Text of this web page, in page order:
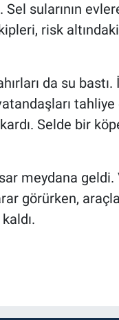
sularının
risk
da su
tahliye
Selde bir
meydana geldi.
görürken,